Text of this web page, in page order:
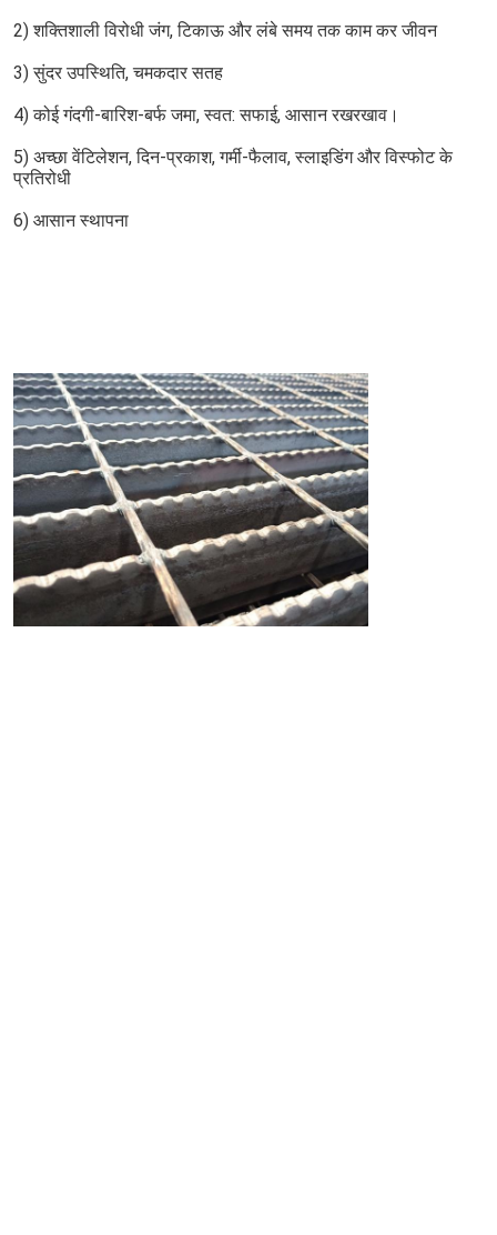
2) शक्तिशाली विरोधी जंग, टिकाऊ और लंबे समय तक काम कर जीवन
3) सुंदर उपस्थिति, चमकदार सतह
4) कोई गंदगी-बारिश-बर्फ जमा, स्वत: सफाई, आसान रखरखाव।
5) अच्छा वेंटिलेशन, दिन-प्रकाश, गर्मी-फैलाव, स्लाइडिंग और विस्फोट के
प्रतिरोधी
6) आसान स्थापना